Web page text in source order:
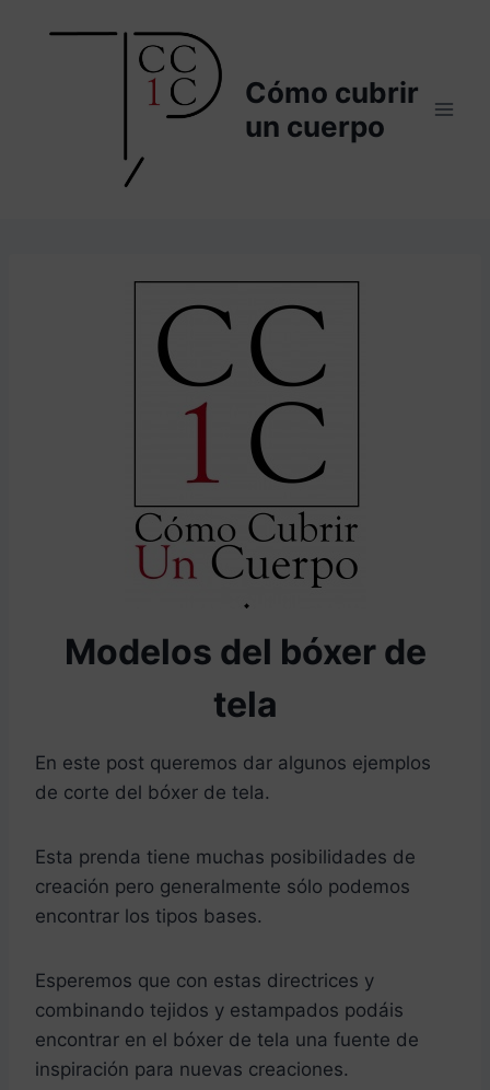
Cómo cubrir
un cuerpo
Modelos del bóxer de
tela
En este post queremos dar algunos ejemplos
de corte del bóxer de tela.
Esta prenda tiene muchas posibilidades de
creación pero generalmente sólo podemos
encontrar los tipos bases.
Esperemos que con estas directrices y
combinando tejidos y estampados podáis
encontrar en el bóxer de tela una fuente de
inspiración para nuevas creaciones.